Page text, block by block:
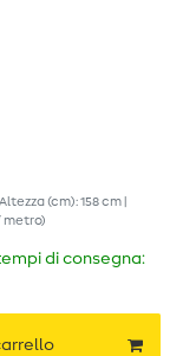
(cm): 158 cm |
metro)
di consegna: